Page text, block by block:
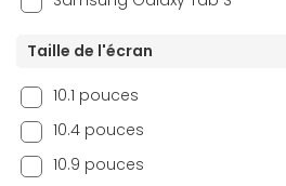
Taille de l'écran
10.1 pouces
10.4 pouces
10.9 pouces